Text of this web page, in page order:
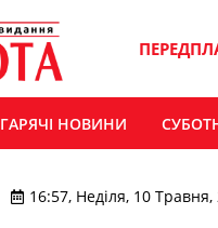
ГАРЯЧІ НОВИНИ
16:57, Неділя, 10 Травня,